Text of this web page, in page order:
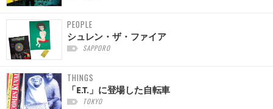
PEOPLE
シュレン・ザ・ファイア
SAPPORO
THINGS
「E.T.」に登場した自転車
TOKYO